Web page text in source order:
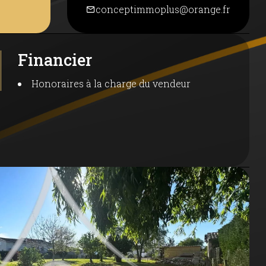
conceptimmoplus@orange.fr
Financier
Honoraires à la charge du vendeur